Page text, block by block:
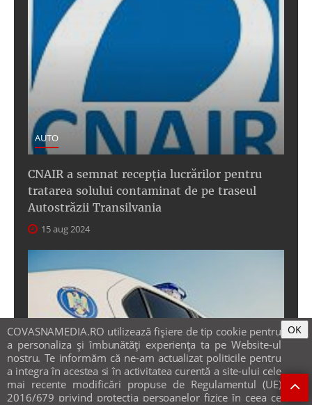
AUTO
CNAIR a semnat recepţia lucrărilor pentru
tratarea solului contaminat de pe traseul
Autostrăzii Transilvania
15 aug 2024
COVASNAMEDIA.RO utilizează fişiere de tip cookie pentru
a personaliza și îmbunătăți experiența ta pe Website-ul
nostru. Te informăm că ne-am actualizat politicile pentru
a integra în acestea si în activitatea curentă a site-ului cele
mai recente modificări propuse de Regulamentul (UE)
2016/679 privind protecția persoanelor fizice în ceea ce
OK